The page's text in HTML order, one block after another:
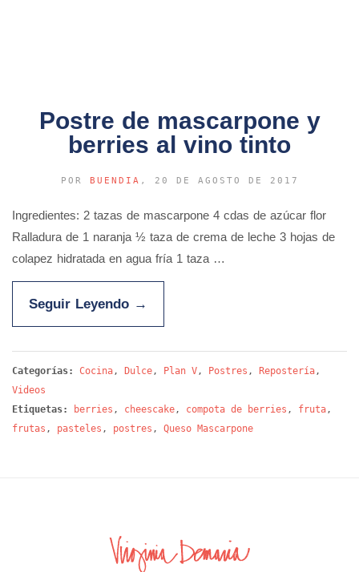
Postre de mascarpone y
berries al vino tinto
POR BUENDIA , 20 DE AGOSTO DE 2017
Ingredientes: 2 tazas de mascarpone 4 cdas de azúcar flor
Ralladura de 1 naranja ½ taza de crema de leche 3 hojas de
colapez hidratada en agua fría 1 taza …
Seguir Leyendo →
Categorías: Cocina , Dulce , Plan V , Postres , Repostería ,
Videos
Etiquetas:
berries , cheescake , compota de berries , fruta ,
frutas , pasteles , postres , Queso Mascarpone